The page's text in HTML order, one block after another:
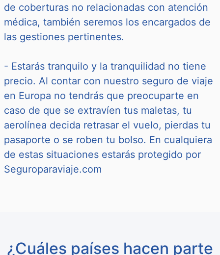
de coberturas no relacionadas con atención
médica, también seremos los encargados de
las gestiones pertinentes.
- Estarás tranquilo y la tranquilidad no tiene
precio. Al contar con nuestro seguro de viaje
en Europa no tendrás que preocuparte en
caso de que se extravíen tus maletas, tu
aerolínea decida retrasar el vuelo, pierdas tu
pasaporte o se roben tu bolso. En cualquiera
de estas situaciones estarás protegido por
Seguroparaviaje.com
¿Cuáles países hacen parte